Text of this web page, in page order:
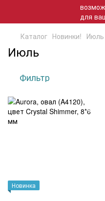
Каталог Новинки! Июль
Июль
Фильтр
Новинка